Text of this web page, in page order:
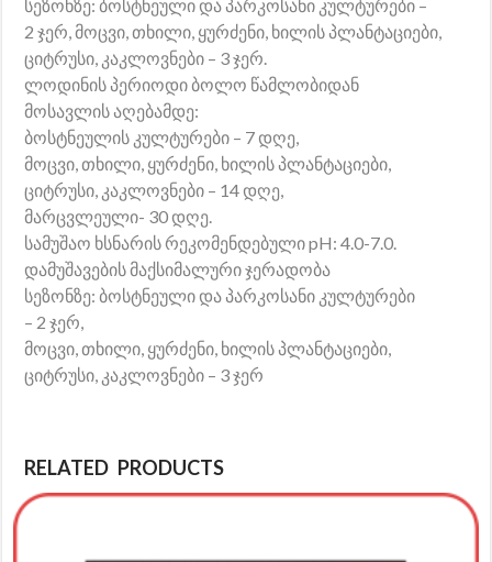
სეზონზე: ბოსტნეული და პარკოსანი კულტურები –
2 ჯერ, მოცვი, თხილი, ყურძენი, ხილის პლანტაციები,
ციტრუსი, კაკლოვნები – 3 ჯერ.
ლოდინის პერიოდი ბოლო წამლობიდან
მოსავლის აღებამდე:
ბოსტნეულის კულტურები – 7 დღე,
მოცვი, თხილი, ყურძენი, ხილის პლანტაციები,
ციტრუსი, კაკლოვნები – 14 დღე,
მარცვლეული- 30 დღე.
სამუშაო ხსნარის რეკომენდებული pH: 4.0-7.0.
დამუშავების მაქსიმალური ჯერადობა
სეზონზე: ბოსტნეული და პარკოსანი კულტურები
– 2 ჯერ,
მოცვი, თხილი, ყურძენი, ხილის პლანტაციები,
ციტრუსი, კაკლოვნები – 3 ჯერ
RELATED PRODUCTS